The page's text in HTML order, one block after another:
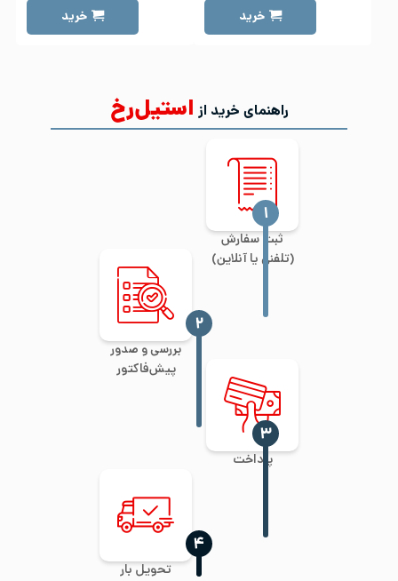
خرید خرید
راهنمای خرید از استیل‌رخ
ثبت سفارش
(تلفنی یا آنلاین)
‍۱
بررسی و صدور
پیش‌فاکتور
‍۲
پرداخت
‍۳
تحویل بار
‍۴